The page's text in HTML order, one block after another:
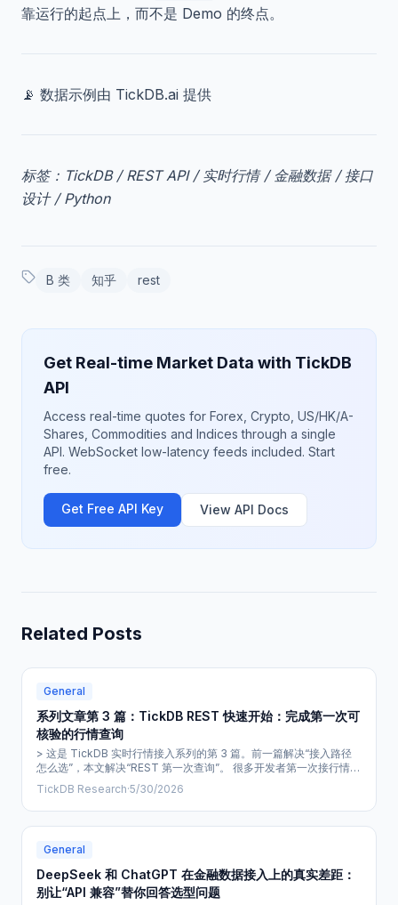
靠运行的起点上，而不是 Demo 的终点。
📡 数据示例由 TickDB.ai 提供
标签：TickDB / REST API / 实时行情 / 金融数据 / 接口
设计 / Python
B 类 知乎 rest
Get Real-time Market Data with TickDB
API
Access real-time quotes for Forex, Crypto, US/HK/A-
Shares, Commodities and Indices through a single
API. WebSocket low-latency feeds included. Start
free.
Get Free API Key View API Docs
Related Posts
General
系列文章第 3 篇：TickDB REST 快速开始：完成第一次可
核验的行情查询
> 这是 TickDB 实时行情接入系列的第 3 篇。前一篇解决“接入路径
怎么选”，本文解决“REST 第一次查询”。 很多开发者第一次接行情数
据，卡住的不是“有没有 API”，而是另一个更实际的问题： 先说结
论：第一次验证，只跑通一条 REST 快照请求 第一次使用 TickDB
REST API，不需要先搭复杂工程。你可以先完成一个可核验闭环：准
备 API Key，向 传入真实 ，再确认响应
TickDB Research·5/30/2026
General
DeepSeek 和 ChatGPT 在金融数据接入上的真实差距：
别让“API 兼容”替你回答选型问题